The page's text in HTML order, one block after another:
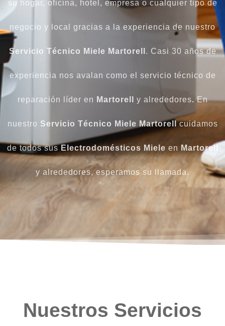
su hogar, oficina, hotel, empresa o cualquier tipo de
negocio y local gracias a la experiencia de nuestro
Servicio Técnico Miele Martorell . Casi 30 años de
experiencia nos avalan como el servicio técnico de
reparación líder en Martorell y alrededores.En
nuestro Servicio Técnico Miele Martorellcuidamos
de todos sus Electrodomésticos Miele en Martorell
y alrededores, esperamos su llamada.
Nuestros Servicios